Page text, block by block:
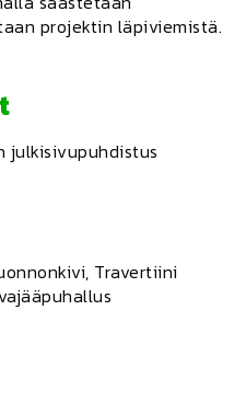
projektin läpiviemistä.
julkisivupuhdistus
Travertiini